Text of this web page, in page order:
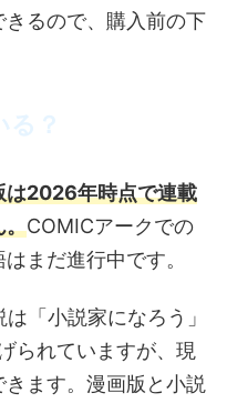
るので、購入前の下
る？
は2026年時点で連載
。COMICアークでの
まだ進行中です。
「小説家になろう」
られていますが、現
ます。漫画版と小説